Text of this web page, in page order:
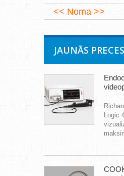
Noma
JAUNĀS PRECES
Logic